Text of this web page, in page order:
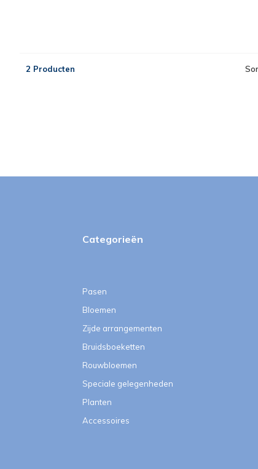
2 Producten
Categorieën
Pasen
Bloemen
Zijde arrangementen
Bruidsboeketten
Rouwbloemen
Speciale gelegenheden
Planten
Accessoires